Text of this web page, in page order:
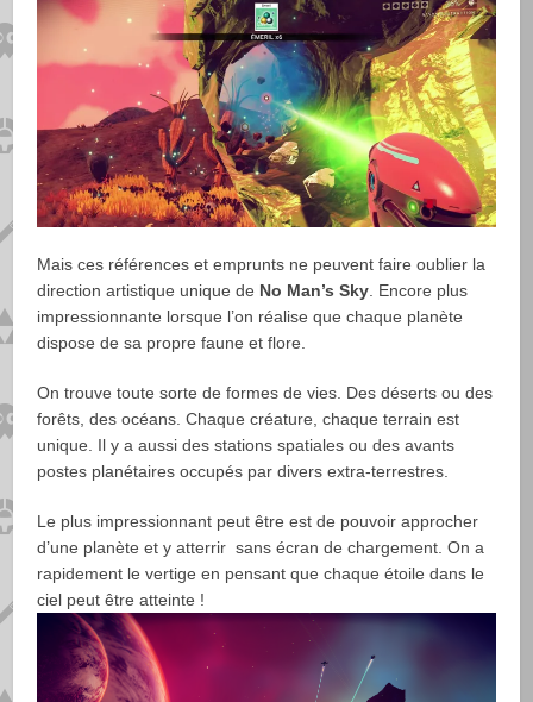
Mais ces références et emprunts ne peuvent faire oublier la
direction artistique unique de No Man’s Sky . Encore plus
impressionnante lorsque l’on réalise que chaque planète
dispose de sa propre faune et flore.
On trouve toute sorte de formes de vies. Des déserts ou des
forêts, des océans. Chaque créature, chaque terrain est
unique. Il y a aussi des stations spatiales ou des avants
postes planétaires occupés par divers extra-terrestres.
Le plus impressionnant peut être est de pouvoir approcher
d’une planète et y atterrir sans écran de chargement. On a
rapidement le vertige en pensant que chaque étoile dans le
ciel peut être atteinte !